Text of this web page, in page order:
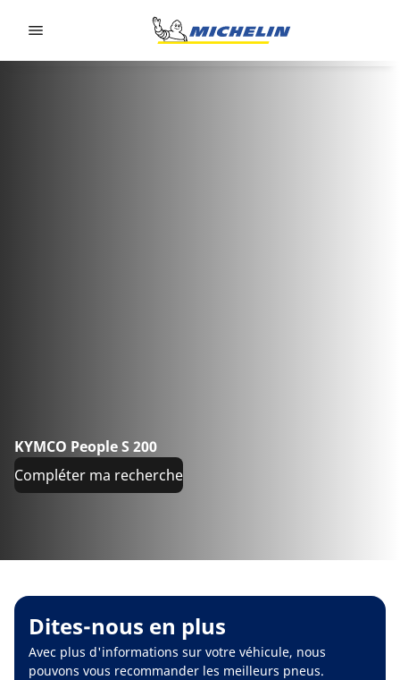
KYMCO People S 200
Compléter ma recherche
Dites-nous en plus
Avec plus d'informations sur votre véhicule, nous
pouvons vous recommander les meilleurs pneus.